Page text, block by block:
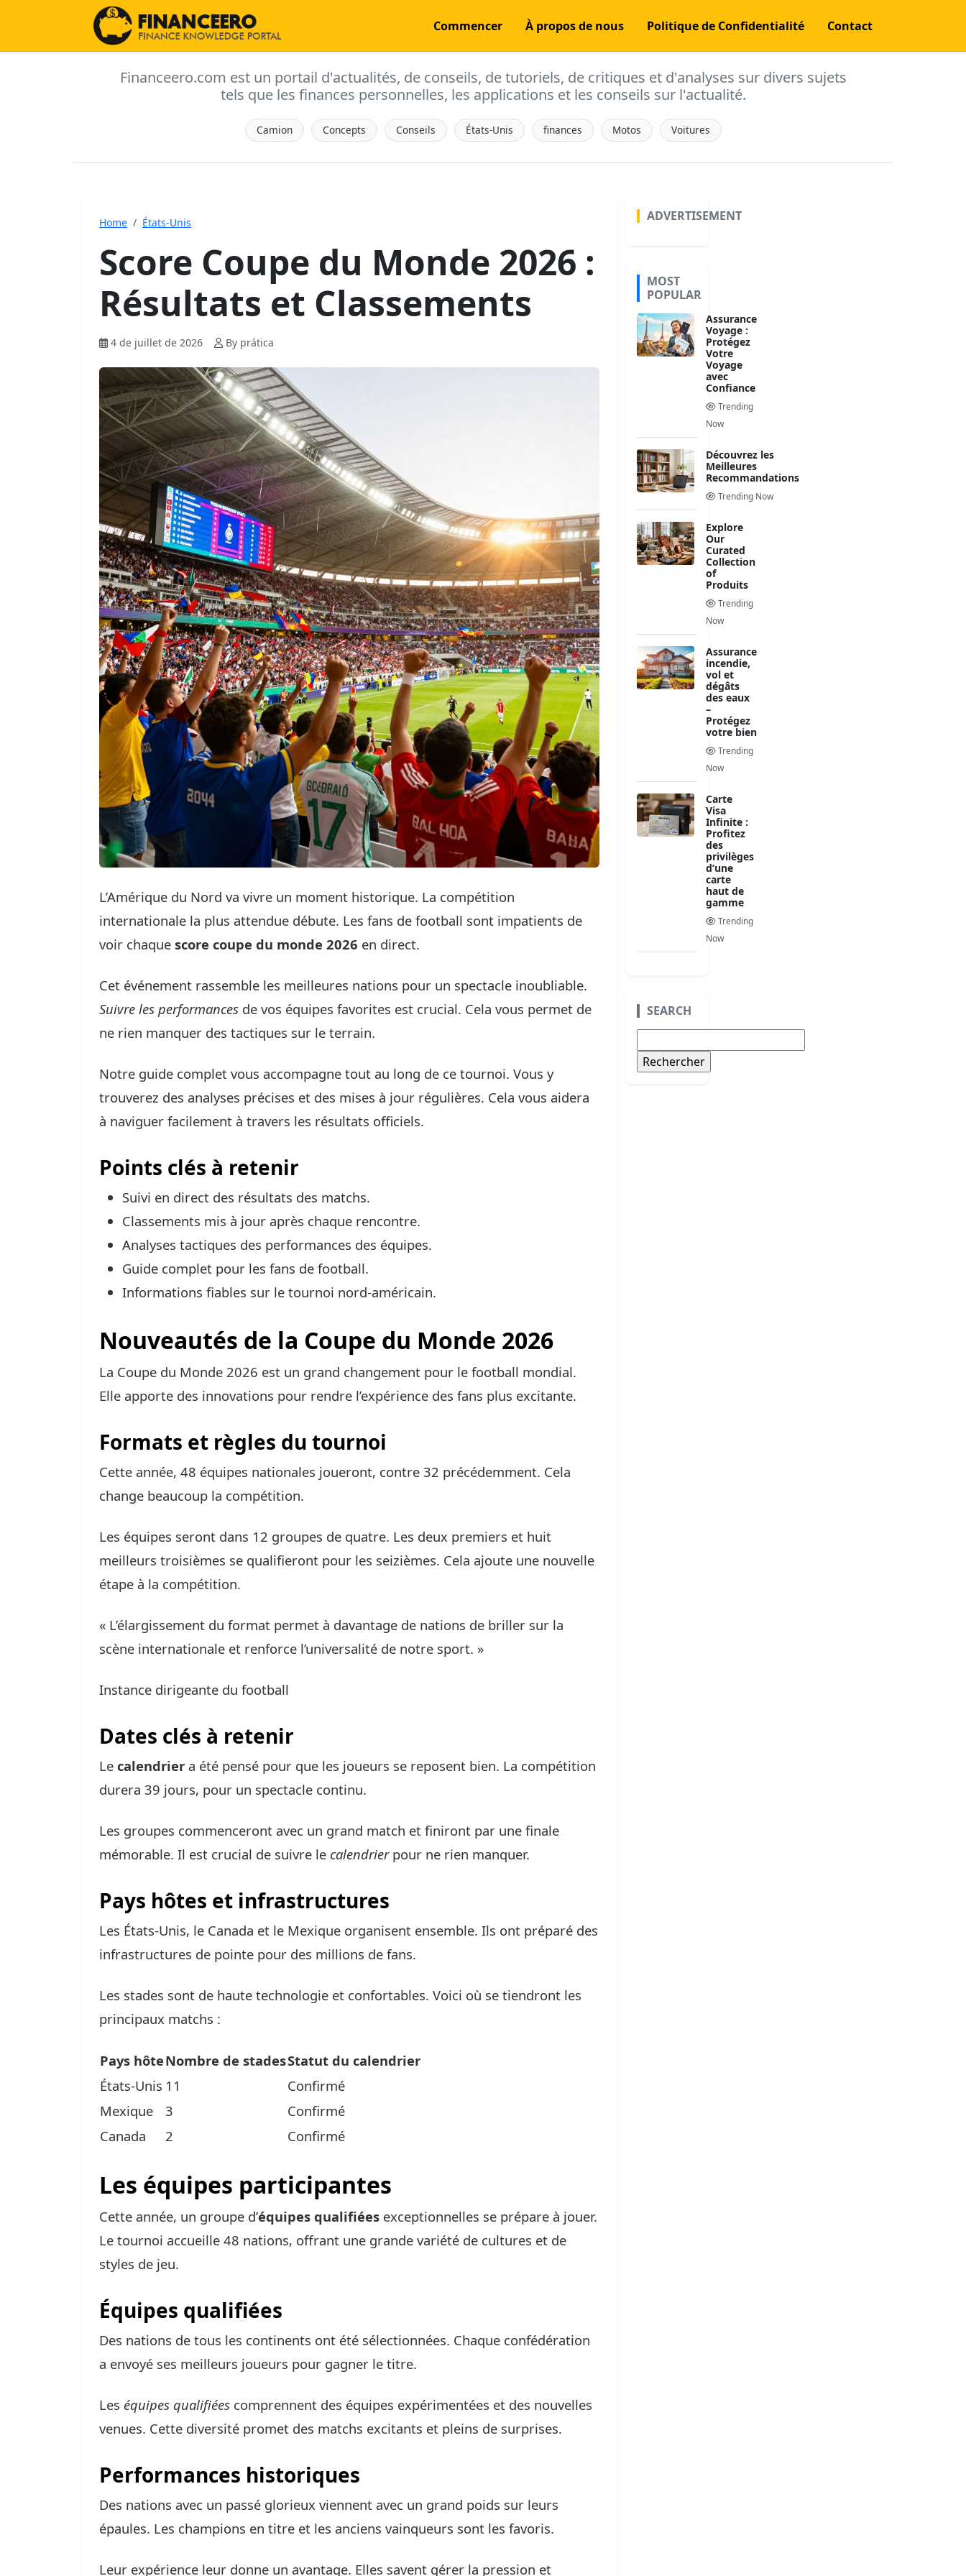
Commencer À propos de nous Politique de Confidentialité Contact
Financeero.com est un portail d'actualités, de conseils, de tutoriels, de critiques et d'analyses sur divers sujets
tels que les finances personnelles, les applications et les conseils sur l'actualité.
Camion Concepts Conseils États-Unis finances Motos Voitures
Home États-Unis
Score Coupe du Monde 2026 :
Résultats et Classements
4 de juillet de 2026 By prática
L’Amérique du Nord va vivre un moment historique. La compétition
internationale la plus attendue débute. Les fans de football sont impatients de
voir chaque score coupe du monde 2026 en direct.
Cet événement rassemble les meilleures nations pour un spectacle inoubliable.
Suivre les performances de vos équipes favorites est crucial. Cela vous permet de
ne rien manquer des tactiques sur le terrain.
Notre guide complet vous accompagne tout au long de ce tournoi. Vous y
trouverez des analyses précises et des mises à jour régulières. Cela vous aidera
à naviguer facilement à travers les résultats officiels.
Points clés à retenir
Suivi en direct des résultats des matchs.
Classements mis à jour après chaque rencontre.
Analyses tactiques des performances des équipes.
Guide complet pour les fans de football.
Informations fiables sur le tournoi nord-américain.
Nouveautés de la Coupe du Monde 2026
La Coupe du Monde 2026 est un grand changement pour le football mondial.
Elle apporte des innovations pour rendre l’expérience des fans plus excitante.
Formats et règles du tournoi
Cette année, 48 équipes nationales joueront, contre 32 précédemment. Cela
change beaucoup la compétition.
Les équipes seront dans 12 groupes de quatre. Les deux premiers et huit
meilleurs troisièmes se qualifieront pour les seizièmes. Cela ajoute une nouvelle
étape à la compétition.
« L’élargissement du format permet à davantage de nations de briller sur la
scène internationale et renforce l’universalité de notre sport. »
Instance dirigeante du football
Dates clés à retenir
Le calendrier a été pensé pour que les joueurs se reposent bien. La compétition
durera 39 jours, pour un spectacle continu.
Les groupes commenceront avec un grand match et finiront par une finale
mémorable. Il est crucial de suivre le calendrierpour ne rien manquer.
Pays hôtes et infrastructures
Les États-Unis, le Canada et le Mexique organisent ensemble. Ils ont préparé des
infrastructures de pointe pour des millions de fans.
Les stades sont de haute technologie et confortables. Voici où se tiendront les
principaux matchs :
Pays hôteNombre de stadesStatut du calendrier
États-Unis 11
Confirmé
Mexique
3
Confirmé
Canada
2 Confirmé
Les équipes participantes
Cette année, un groupe d’équipes qualifiées exceptionnelles se prépare à jouer.
Le tournoi accueille 48 nations, offrant une grande variété de cultures et de
styles de jeu.
Équipes qualifiées
Des nations de tous les continents ont été sélectionnées. Chaque confédération
a envoyé ses meilleurs joueurs pour gagner le titre.
Les équipes qualifiées comprennent des équipes expérimentées et des nouvelles
venues. Cette diversité promet des matchs excitants et pleins de surprises.
Performances historiques
Des nations avec un passé glorieux viennent avec un grand poids sur leurs
épaules. Les champions en titre et les anciens vainqueurs sont les favoris.
Leur expérience leur donne un avantage. Elles savent gérer la pression et
ADVERTISEMENT
MOST
POPULAR
Assurance
Voyage :
Protégez
Votre
Voyage
avec
Confiance
Trending
Now
Découvrez les
Meilleures
Recommandations
Trending Now
Explore
Our
Curated
Collection
of
Produits
Trending
Now
Assurance
incendie,
vol et
dégâts
des eaux
–
Protégez
votre bien
Trending
Now
Carte
Visa
Infinite :
Profitez
des
privilèges
d’une
carte
haut de
gamme
Trending
Now
SEARCH